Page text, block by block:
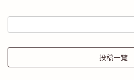
投稿一覧